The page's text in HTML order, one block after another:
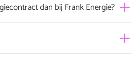
dan bij Frank Energie?